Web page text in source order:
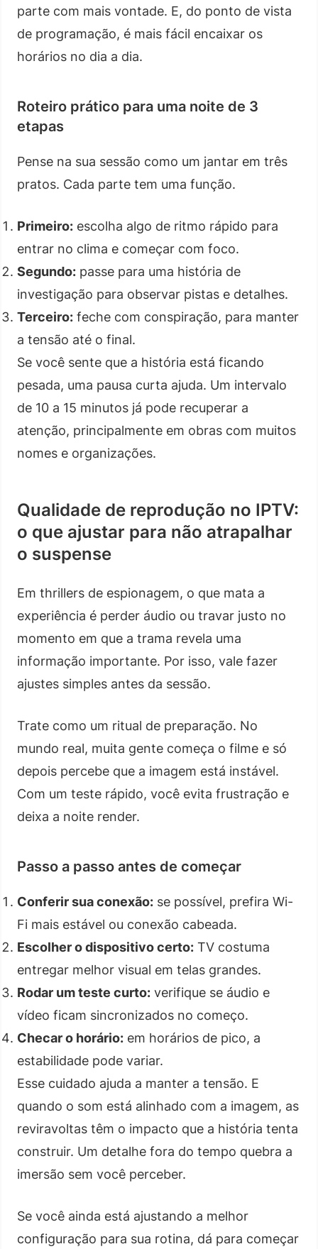
parte com mais vontade. E, do ponto de vista
de programação, é mais fácil encaixar os
horários no dia a dia.
Roteiro prático para uma noite de 3
etapas
Pense na sua sessão como um jantar em três
pratos. Cada parte tem uma função.
Primeiro: escolha algo de ritmo rápido para
entrar no clima e começar com foco.
Segundo: passe para uma história de
investigação para observar pistas e detalhes.
Terceiro: feche com conspiração, para manter
a tensão até o final.
Se você sente que a história está ficando
pesada, uma pausa curta ajuda. Um intervalo
de 10 a 15 minutos já pode recuperar a
atenção, principalmente em obras com muitos
nomes e organizações.
Qualidade de reprodução no IPTV:
o que ajustar para não atrapalhar
o suspense
Em thrillers de espionagem, o que mata a
experiência é perder áudio ou travar justo no
momento em que a trama revela uma
informação importante. Por isso, vale fazer
ajustes simples antes da sessão.
Trate como um ritual de preparação. No
mundo real, muita gente começa o filme e só
depois percebe que a imagem está instável.
Com um teste rápido, você evita frustração e
deixa a noite render.
Passo a passo antes de começar
Conferir sua conexão: se possível, prefira Wi-
Fi mais estável ou conexão cabeada.
Escolher o dispositivo certo: TV costuma
entregar melhor visual em telas grandes.
Rodar um teste curto: verifique se áudio e
vídeo ficam sincronizados no começo.
Checar o horário: em horários de pico, a
estabilidade pode variar.
Esse cuidado ajuda a manter a tensão. E
quando o som está alinhado com a imagem, as
reviravoltas têm o impacto que a história tenta
construir. Um detalhe fora do tempo quebra a
imersão sem você perceber.
Se você ainda está ajustando a melhor
configuração para sua rotina, dá para começar